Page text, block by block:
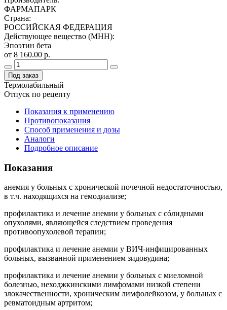
ФАРМАПАРК
Страна:
РОССИЙСКАЯ ФЕДЕРАЦИЯ
Действующее вещество (МНН):
Эпоэтин бета
от 8 160.00 р.
Под заказ
Термолабильный
Отпуск по рецепту
Показания к применению
Противопоказания
Способ применения и дозы
Аналоги
Подробное описание
Показания
анемия у больных с хронической почечной недостаточностью,
в т.ч. находящихся на гемодиализе;
профилактика и лечение анемии у больных с сóлидными
опухолями, являющейся следствием проведения
противоопухолевой терапии;
профилактика и лечение анемии у ВИЧ-инфицированных
больных, вызванной применением зидовудина;
профилактика и лечение анемии у больных с миеломной
болезнью, неходжкинскими лимфомами низкой степени
злокачественности, хроническим лимфолейкозом, у больных с
ревматоидным артритом;